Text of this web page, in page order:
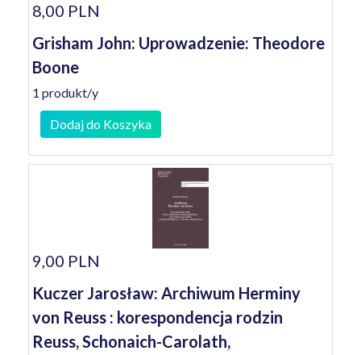
8,00 PLN
Grisham John: Uprowadzenie: Theodore
Boone
1 produkt/y
Dodaj do Koszyka
9,00 PLN
Kuczer Jarosław: Archiwum Herminy
von Reuss : korespondencja rodzin
Reuss, Schonaich-Carolath,